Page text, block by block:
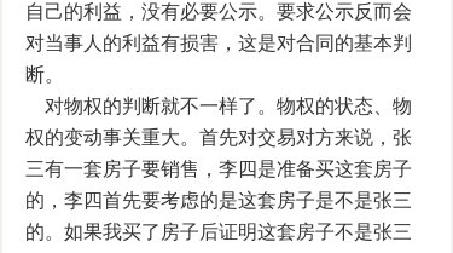
自己的利益，没有必要公示。要求公示反而会
对当事人的利益有损害，这是对合同的基本判
断。
对物权的判断就不一样了。物权的状态、物
权的变动事关重大。首先对交易对方来说，张
三有一套房子要销售，李四是准备买这套房子
的，李四首先要考虑的是这套房子是不是张三
的。如果我买了房子后证明这套房子不是张三